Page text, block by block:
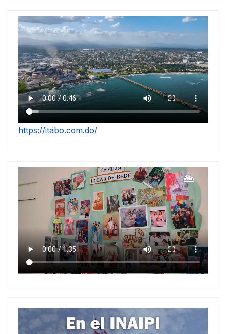
https://itabo.com.do/